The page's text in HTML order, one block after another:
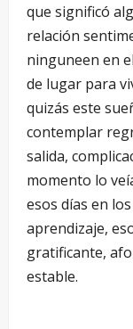
que significó
relación
ninguneen en
de lugar para
quizás este
contemplar
salida,
momento lo
esos días en
aprendizaje,
gratificante,
estable.